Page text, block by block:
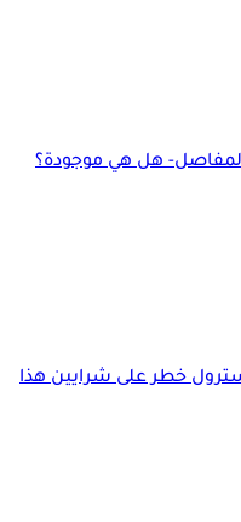
هل هي موجودة؟
خطر على شرايين هذا